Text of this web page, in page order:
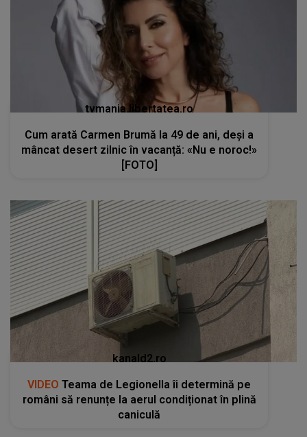
tvmania.libertatea.ro
Cum arată Carmen Brumă la 49 de ani, deși a
mâncat desert zilnic în vacanță: «Nu e noroc!»
[FOTO]
kanald2.ro
VIDEO Teama de Legionella îi determină pe
români să renunțe la aerul condiționat în plină
caniculă